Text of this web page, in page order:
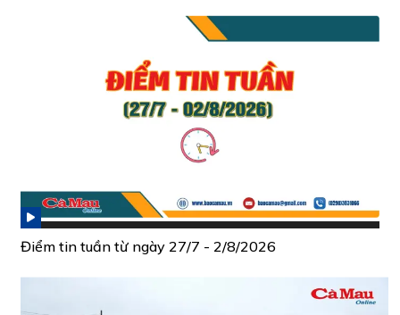
Điểm tin tuần từ ngày 27/7 - 2/8/2026